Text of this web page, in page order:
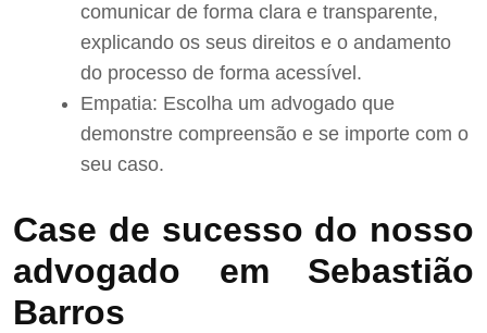
comunicar de forma clara e transparente,
explicando os seus direitos e o andamento
do processo de forma acessível.
Empatia: Escolha um advogado que
demonstre compreensão e se importe com o
seu caso.
Case de sucesso do nosso
advogado em Sebastião
Barros